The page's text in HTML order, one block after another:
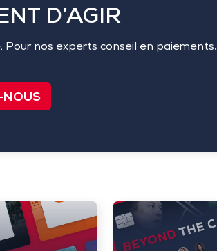
D’AGIR
nos experts conseil en